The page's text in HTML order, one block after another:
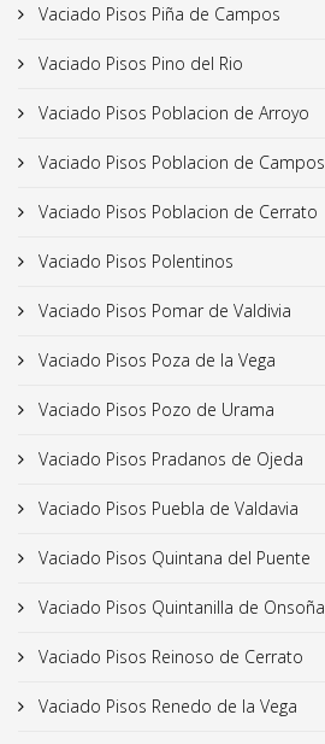
Vaciado Pisos Piña de Campos
Vaciado Pisos Pino del Rio
Vaciado Pisos Poblacion de Arroyo
Vaciado Pisos Poblacion de Campos
Vaciado Pisos Poblacion de Cerrato
Vaciado Pisos Polentinos
Vaciado Pisos Pomar de Valdivia
Vaciado Pisos Poza de la Vega
Vaciado Pisos Pozo de Urama
Vaciado Pisos Pradanos de Ojeda
Vaciado Pisos Puebla de Valdavia
Vaciado Pisos Quintana del Puente
Vaciado Pisos Quintanilla de Onsoña
Vaciado Pisos Reinoso de Cerrato
Vaciado Pisos Renedo de la Vega